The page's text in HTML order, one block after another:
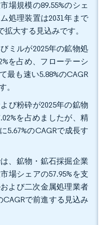
場規模の89.55%のシェ
処理装置は2031年まで
拡大する見込みです。
ミルが2025年の鉱物処
を占め、フローテーシ
最も速い5.88%のCAGR
。
び粉砕が2025年の鉱物
を占めましたが、精
5.67%のCAGRで成長す
、鉱物・鉱石採掘企業
場シェアの57.95%を支
よび二次金属処理業者
CAGRで前進する見込み